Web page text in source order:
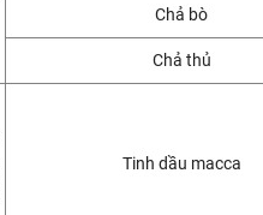
Chả bò
Chả thủ
Tinh dầu macca